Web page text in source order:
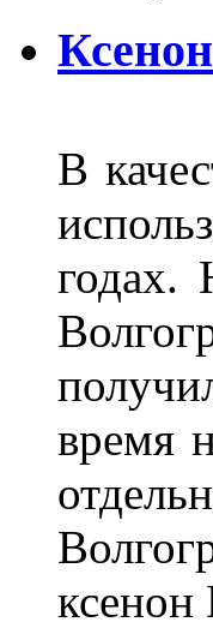
В
годах.
время
ксенон